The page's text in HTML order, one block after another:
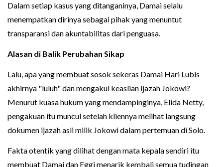
Dalam setiap kasus yang ditanganinya, Damai selalu
menempatkan dirinya sebagai pihak yang menuntut
transparansi dan akuntabilitas dari penguasa.
Alasan di Balik Perubahan Sikap
Lalu, apa yang membuat sosok sekeras Damai Hari Lubis
akhirnya "luluh" dan mengakui keaslian ijazah Jokowi?
Menurut kuasa hukum yang mendampinginya, Elida Netty,
pengakuan itu muncul setelah kliennya melihat langsung
dokumen ijazah asli milik Jokowi dalam pertemuan di Solo.
Fakta otentik yang dilihat dengan mata kepala sendiri itu
membuat Damai dan Eggi menarik kembali semua tudingan